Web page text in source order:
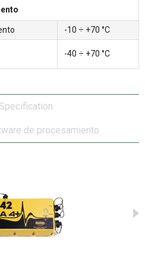
-10 ÷ +70 °С
-40 ÷ +70 °С
Specification
de procesamiento